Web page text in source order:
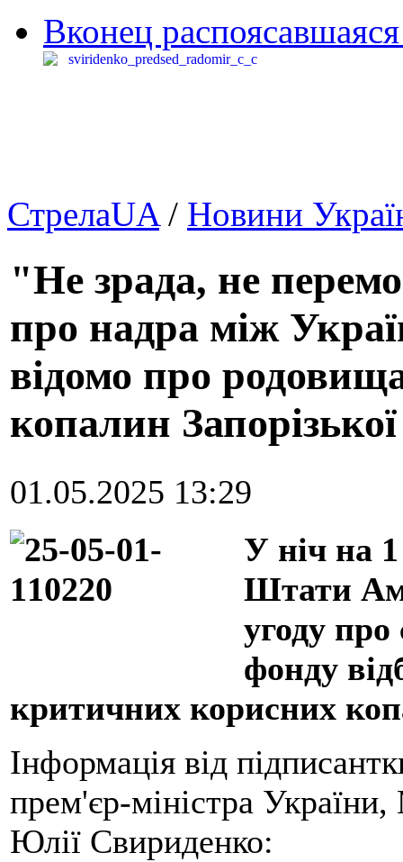
Вконец
СтрелаUA/ Новини
"Не зрада, не
про надра між
відомо про
копалин Запорізької
01.05.2025 13:29
У ніч на
Штати
угоду про
фонду
критичних корисних
Інформація від
прем'єр-міністра
Юлії Свириденко: